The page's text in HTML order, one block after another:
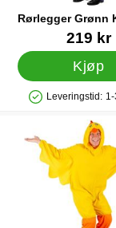
Rørlegger Grønn
Varenummer 85026
219 kr
Kjøp
Leveringstid:
Merk